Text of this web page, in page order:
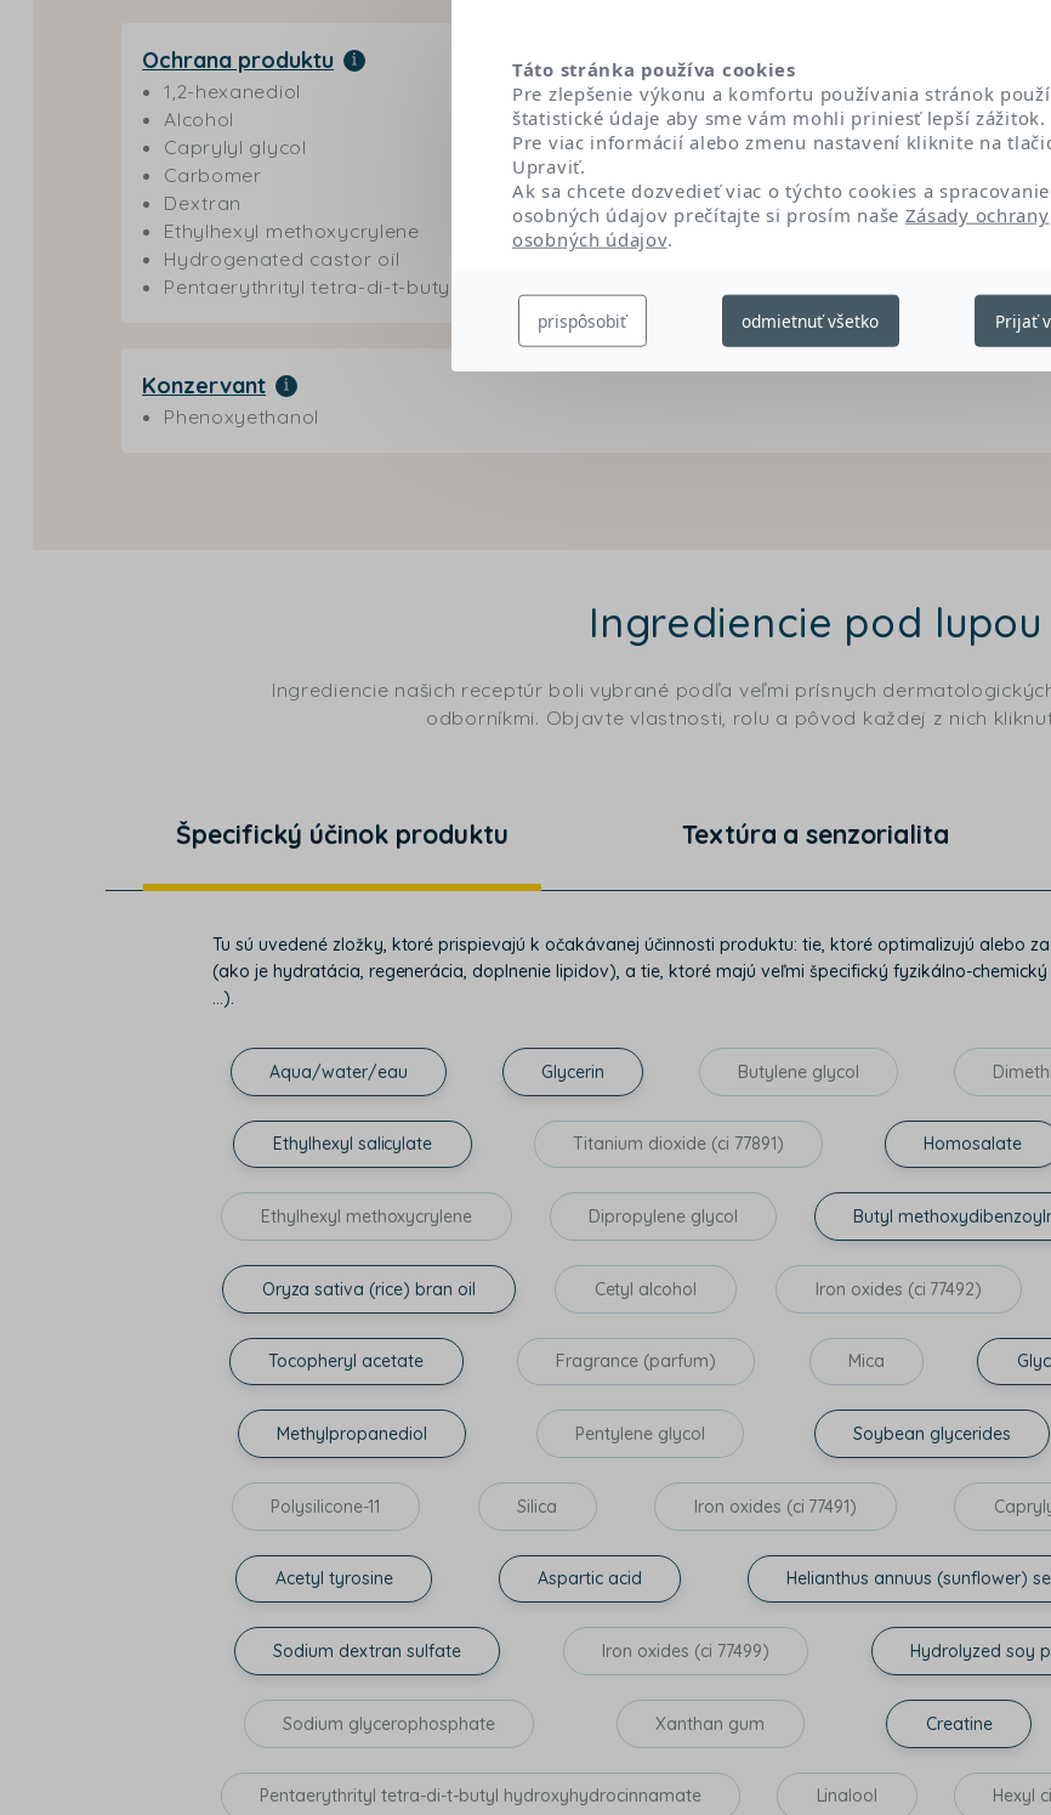
Ochrana produktu
1,2-hexanediol
Alcohol
Caprylyl glycol
Carbomer
Dextran
Ethylhexyl methoxycrylene
Hydrogenated castor oil
Pentaerythrityl tetra-di-t-butyl hydroxyhydrocinnamate
Pentylene glycol
Polysorbate 20
Sodium citrate
Sodium hydroxide
Sodium lactate
Konzervant
Phenoxyethanol
Ingrediencie pod lupou
Ingrediencie našich receptúr boli vybrané podľa veľmi prísnych
odborníkmi. Objavte vlastnosti, rolu a pôvod každej z nich
Špecifický účinok produktu Textúra a senzorialita
Tu sú uvedené zložky, ktoré prispievajú k očakávanej účinnosti produktu: tie, ktoré optimalizujú alebo
(ako je hydratácia, regenerácia, doplnenie lipidov), a tie, ktoré majú veľmi špecifický fyzikálno-
...).
Aqua/water/eau Glycerin Butylene glycol
Ethylhexyl salicylate Titanium dioxide (ci 77891) Homosalate
Ethylhexyl methoxycrylene Dipropylene glycol Butyl
Oryza sativa (rice) bran oil Cetyl alcohol Iron oxides (ci 77492)
Tocopheryl acetate Fragrance (parfum) Mica
Methylpropanediol Pentylene glycol Soybean glycerides
Polysilicone-11 Silica Iron oxides (ci 77491)
Acetyl tyrosine Aspartic acid Helianthus annuus (sunflower)
Sodium dextran sulfate Iron oxides (ci 77499) Hydrolyzed soy
Sodium glycerophosphate Xanthan gum Creatine
Pentaerythrityl tetra-di-t-butyl hydroxyhydrocinnamate Linalool Hexyl
Táto stránka používa cookies
Pre zlepšenie výkonu a komfortu používania stránok
štatistické údaje aby sme vám mohli priniesť lepší zážitok.
Pre viac informácií alebo zmenu nastavení kliknite na
Upraviť.
Ak sa chcete dozvedieť viac o týchto cookies a
osobných údajov prečítajte si prosím naše Zásady ochrany
osobných údajov.
prispôsobiť odmietnuť všetko Prijať